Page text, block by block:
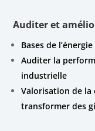
Auditer et
Bases de
Auditer la
industrielle
Valorisation de
transformer des